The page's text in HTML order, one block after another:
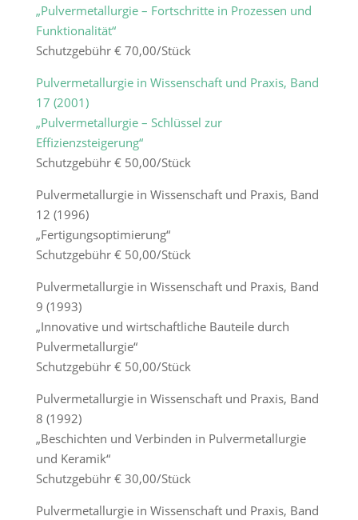
„Pulvermetallurgie – Fortschritte in Prozessen und
Funktionalität“
Schutzgebühr € 70,00/Stück
Pulvermetallurgie in Wissenschaft und Praxis, Band
17 (2001)
„Pulvermetallurgie – Schlüssel zur
Effizienzsteigerung“
Schutzgebühr € 50,00/Stück
Pulvermetallurgie in Wissenschaft und Praxis, Band
12 (1996)
„Fertigungsoptimierung“
Schutzgebühr € 50,00/Stück
Pulvermetallurgie in Wissenschaft und Praxis, Band
9 (1993)
„Innovative und wirtschaftliche Bauteile durch
Pulvermetallurgie“
Schutzgebühr € 50,00/Stück
Pulvermetallurgie in Wissenschaft und Praxis, Band
8 (1992)
„Beschichten und Verbinden in Pulvermetallurgie
und Keramik“
Schutzgebühr € 30,00/Stück
Pulvermetallurgie in Wissenschaft und Praxis, Band